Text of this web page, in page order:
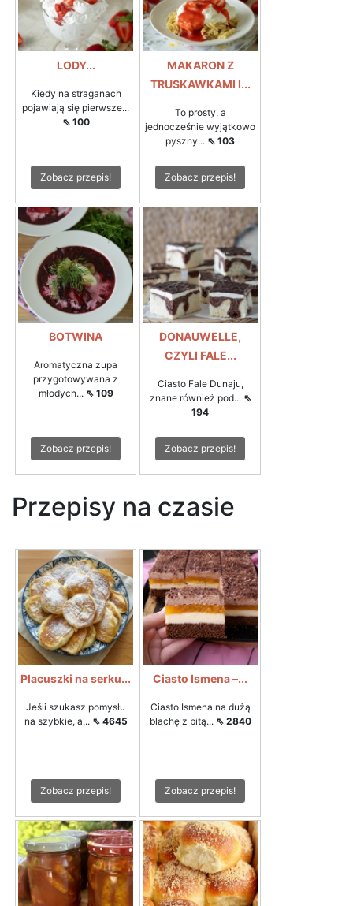
LODY...
Kiedy na straganach
pojawiają się pierwsze...
⇖ 100
Zobacz przepis!
MAKARON Z
TRUSKAWKAMI I...
To prosty, a
jednocześnie wyjątkowo
pyszny... ⇖ 103
Zobacz przepis!
BOTWINA
Aromatyczna zupa
przygotowywana z
młodych... ⇖ 109
Zobacz przepis!
DONAUWELLE,
CZYLI FALE...
Ciasto Fale Dunaju,
znane również pod... ⇖
194
Zobacz przepis!
Przepisy na czasie
Placuszki na serku...
Jeśli szukasz pomysłu
na szybkie, a... ⇖ 4645
Zobacz przepis!
Ciasto Ismena –...
Ciasto Ismena na dużą
blachę z bitą... ⇖ 2840
Zobacz przepis!